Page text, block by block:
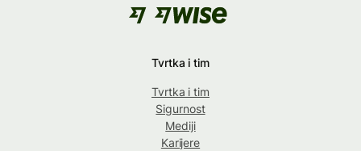
Tvrtka i tim
Tvrtka i tim
Sigurnost
Mediji
Karijere